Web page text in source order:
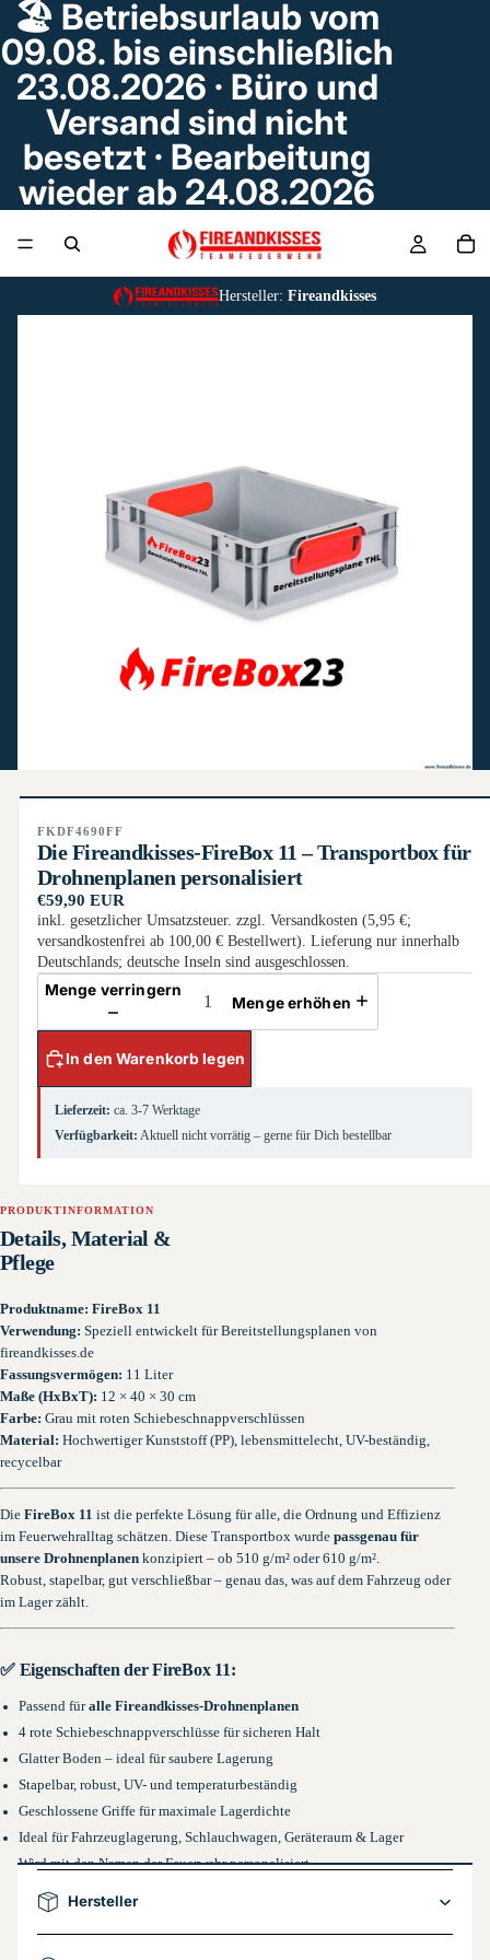
🏖️ Betriebsurlaub vom
09.08. bis einschließlich
23.08.2026 · Büro und
Versand sind nicht
besetzt · Bearbeitung
wieder ab 24.08.2026
Hersteller: Fireandkisses
FKDF4690FF
Die Fireandkisses-FireBox 11 – Transportbox für
Drohnenplanen personalisiert
€59,90 EUR
inkl. gesetzlicher Umsatzsteuer. zzgl. Versandkosten (5,95 €;
versandkostenfrei ab 100,00 € Bestellwert). Lieferung nur innerhalb
Deutschlands; deutsche Inseln sind ausgeschlossen.
Menge verringern
Menge erhöhen
In den Warenkorb legen
Lieferzeit: ca. 3-7 Werktage
Verfügbarkeit: Aktuell nicht vorrätig – gerne für Dich bestellbar
PRODUKTINFORMATION
Details, Material &
Pflege
Produktname: FireBox 11
Verwendung: Speziell entwickelt für Bereitstellungsplanen von
fireandkisses.de
Fassungsvermögen: 11 Liter
Maße (HxBxT): 12 × 40 × 30 cm
Farbe: Grau mit roten Schiebeschnappverschlüssen
Material: Hochwertiger Kunststoff (PP), lebensmittelecht, UV-beständig,
recycelbar
Die FireBox 11 ist die perfekte Lösung für alle, die Ordnung und Effizienz
im Feuerwehralltag schätzen. Diese Transportbox wurde passgenau für
unsere Drohnenplanen konzipiert – ob 510 g/m² oder 610 g/m².
Robust, stapelbar, gut verschließbar – genau das, was auf dem Fahrzeug oder
im Lager zählt.
✅ Eigenschaften der FireBox 11:
Passend füralle Fireandkisses-Drohnenplanen
4 rote Schiebeschnappverschlüsse für sicheren Halt
Glatter Boden – ideal für saubere Lagerung
Stapelbar, robust, UV- und temperaturbeständig
Geschlossene Griffe für maximale Lagerdichte
Ideal für Fahrzeuglagerung, Schlauchwagen, Geräteraum & Lager
Wird mit den Namen der Feuerwehr personalisiert
Hersteller